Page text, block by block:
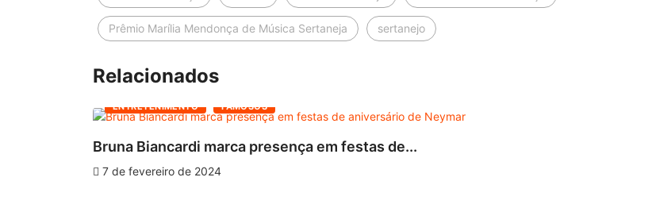
Prêmio Marília Mendonça de Música Sertaneja sertanejo
Relacionados
ENTRETENIMENTO FAMOSOS
Bruna Biancardi marca presença em festas de...
7 de fevereiro de 2024